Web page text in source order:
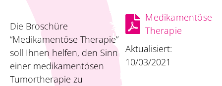
Die Broschüre
“Medikamentöse Therapie”
soll Ihnen helfen, den Sinn
einer medikamentösen
Tumortherapie zu
Medikamentöse
Therapie
Aktualisiert:
10/03/2021